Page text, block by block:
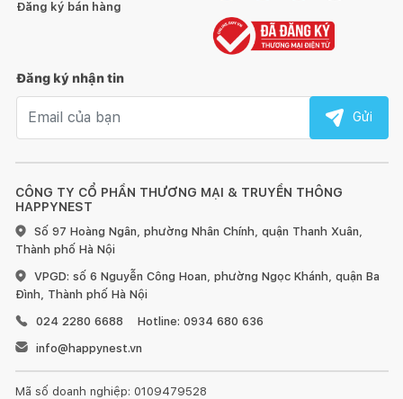
CÔNG TY CỔ PHẦN THƯƠNG MẠI & TRUYỀN THÔNG
HAPPYNEST
Số 97 Hoàng Ngân, phường Nhân Chính, quận Thanh Xuân,
Thành phố Hà Nội
VPGD: số 6 Nguyễn Công Hoan, phường Ngọc Khánh, quận Ba
Đình, Thành phố Hà Nội
024 2280 6688
Hotline: 0934 680 636
info@happynest.vn
Mã số doanh nghiệp: 0109479528
Đăng ký bán hàng
Đăng ký nhận tin
Gửi